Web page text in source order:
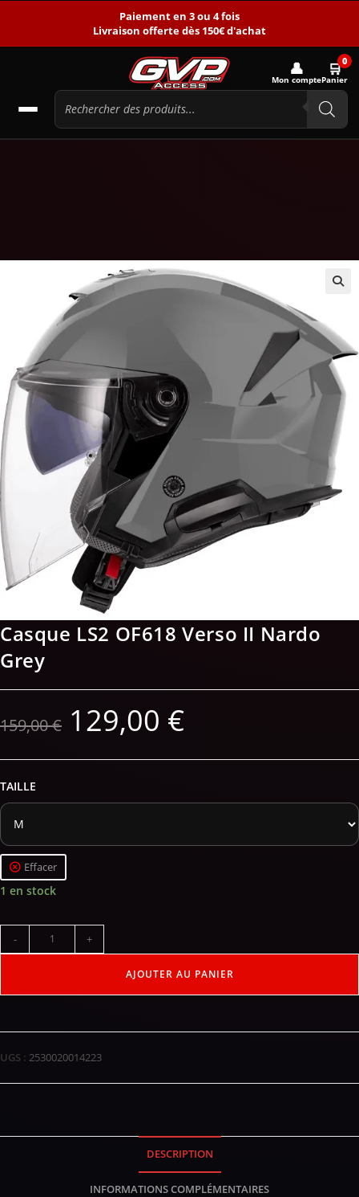
Paiement en 3 ou 4 fois
Livraison offerte dès 150€ d'achat
👤
Mon compte
🛒0
Panier
-19%
Casque LS2 OF618 Verso II Nardo
Grey
159,00€ 129,00 €
TAILLE
Effacer
1 en stock
- +
AJOUTER AU PANIER
UGS : 2530020014223
DESCRIPTION
INFORMATIONS COMPLÉMENTAIRES